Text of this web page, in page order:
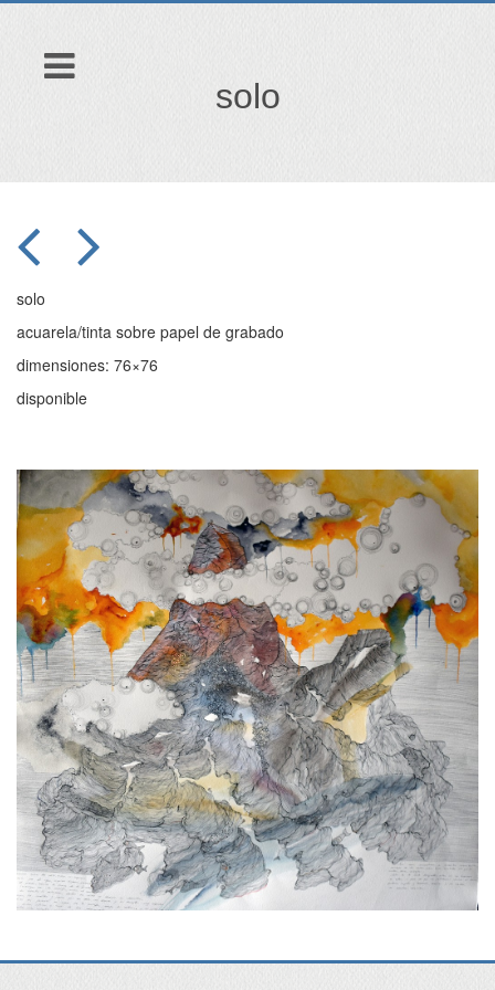
solo
solo
acuarela/tinta sobre papel de grabado
dimensiones: 76×76
disponible